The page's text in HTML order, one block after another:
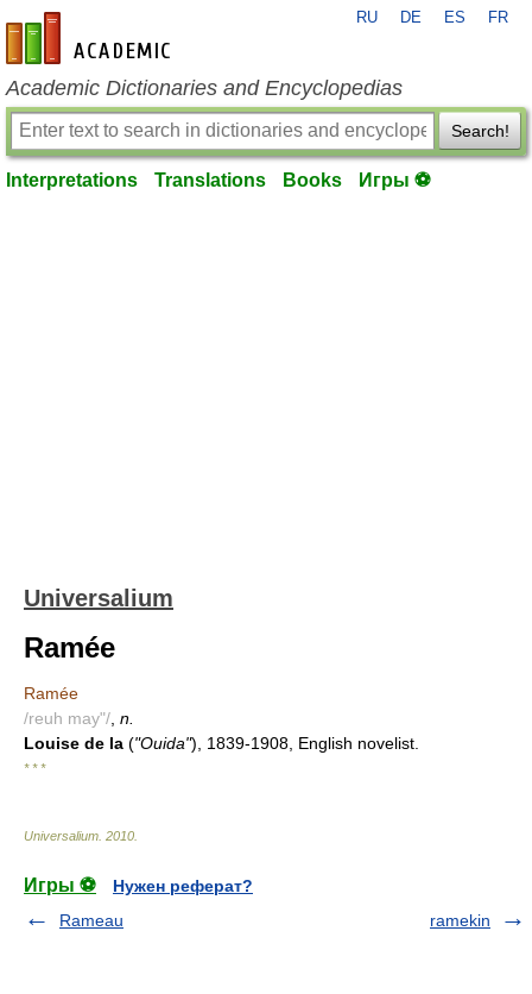
en-academic.com
RU DE ES FR
Academic Dictionaries and Encyclopedias
Search!
Interpretations Translations Books Игры ⚽
Universalium
Ramée
Ramée
/reuh may"/ n.
Louise de la ("Ouida"), 1839-1908, English novelist.
* * *
Universalium 2010
Игры ⚽
Нужен реферат?
Rameau
ramekin